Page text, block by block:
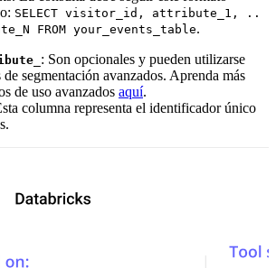
SELECT visitor_id, attribute_1, ..
FROM your_events_table.
: Son opcionales y pueden utilizarse
de segmentación avanzados. Aprenda más
de uso avanzados aquí.
columna representa el identificador único